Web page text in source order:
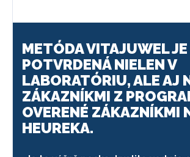
METÓDA VITAJUWEL JE
POTVRDENÁ NIELEN V
LABORATÓRIU, ALE AJ
ZÁKAZNÍKMI Z
OVERENÉ ZÁKAZNÍKMI
HEUREKA.